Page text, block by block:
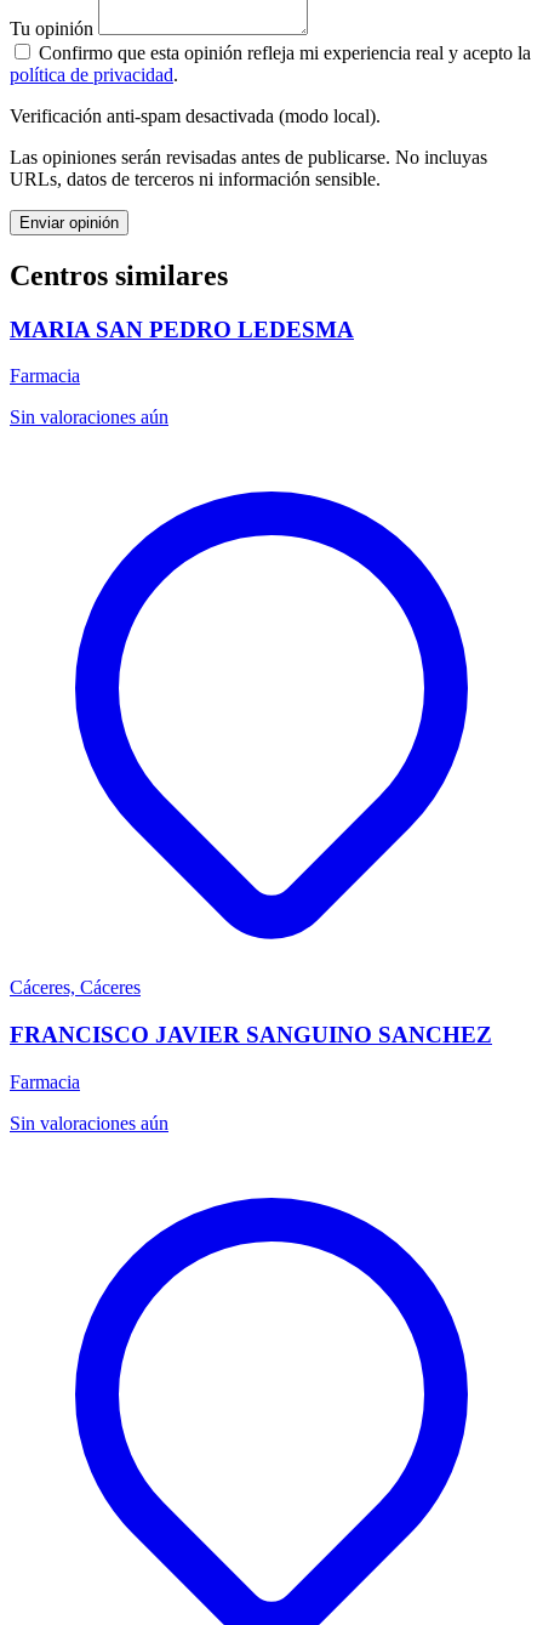
Tu opinión
Confirmo que esta opinión refleja mi experiencia real y acepto la
política de privacidad.
Verificación anti-spam desactivada (modo local).
Las opiniones serán revisadas antes de publicarse. No incluyas
URLs, datos de terceros ni información sensible.
Enviar opinión
Centros similares
MARIA SAN PEDRO LEDESMA
Farmacia
Sin valoraciones aún
Cáceres, Cáceres
FRANCISCO JAVIER SANGUINO SANCHEZ
Farmacia
Sin valoraciones aún